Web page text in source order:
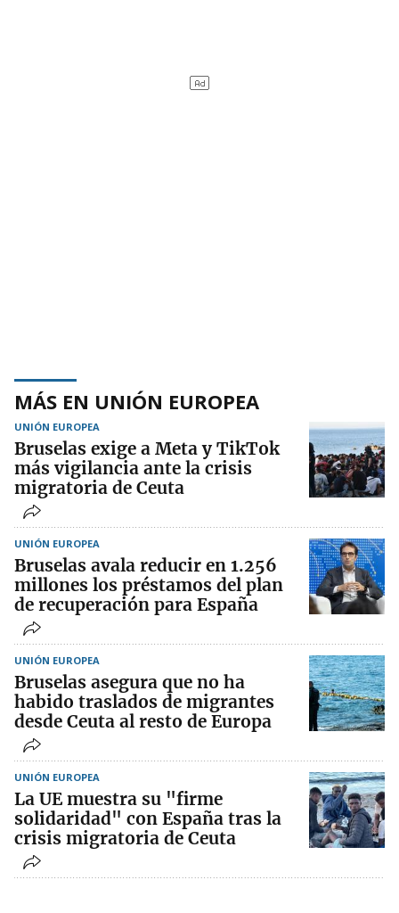
MÁS EN UNIÓN EUROPEA
UNIÓN EUROPEA
Bruselas exige a Meta y TikTok
más vigilancia ante la crisis
migratoria de Ceuta
UNIÓN EUROPEA
Bruselas avala reducir en 1.256
millones los préstamos del plan
de recuperación para España
UNIÓN EUROPEA
Bruselas asegura que no ha
habido traslados de migrantes
desde Ceuta al resto de Europa
UNIÓN EUROPEA
La UE muestra su "firme
solidaridad" con España tras la
crisis migratoria de Ceuta